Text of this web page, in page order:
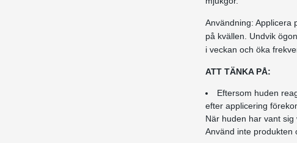
Användning: Applicera
på kvällen. Undvik
i veckan och öka
ATT TÄNKA PÅ:
Eftersom huden
efter applicering
När huden har vant sig
Använd inte produkten